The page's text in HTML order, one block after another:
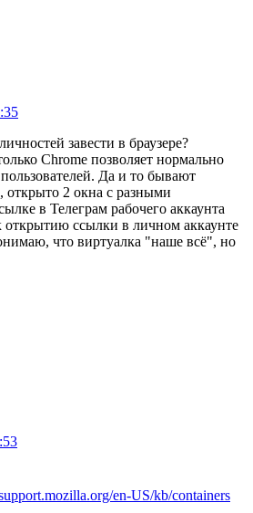
завести в браузере?
Chrome позволяет нормально
Да и то бывают
открыто 2 окна с разными
в Телеграм рабочего аккаунта
открытию ссылки в личном аккаунте
что виртуалка "наше всё", но
en-US/kb/containers